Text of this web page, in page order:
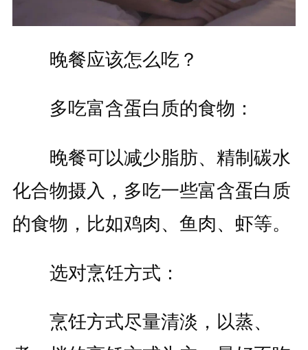
晚餐应该怎么吃？
多吃富含蛋白质的食物：
晚餐可以减少脂肪、精制碳水
化合物摄入，多吃一些富含蛋白质
的食物，比如鸡肉、鱼肉、虾等。
选对烹饪方式：
烹饪方式尽量清淡，以蒸、